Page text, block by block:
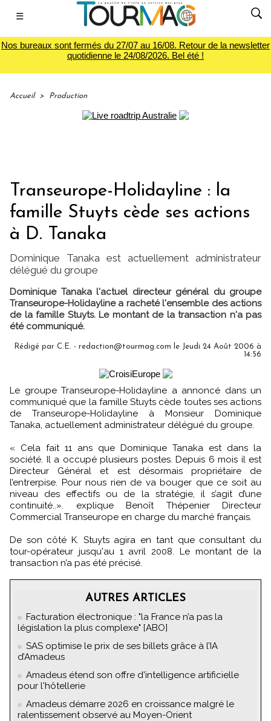
☰
Nos bureaux sont fermés du 27/07 au 16/08. Retour de la newsletter
quotidienne le 24/08/2026. Bel été !
Accueil > Production
Transeurope-Holidayline : la
famille Stuyts cède ses actions
à D. Tanaka
Dominique Tanaka est actuellement administrateur
délégué du groupe
Dominique Tanaka l'actuel directeur général du groupe
Transeurope-Holidayline a racheté l'ensemble des actions
de la famille Stuyts. Le montant de la transaction n'a pas
été communiqué.
Rédigé par C.E. - redaction@tourmag.com le Jeudi 24 Août 2006 à
14:56
Le groupe Transeurope-Holidayline a annoncé dans un
communiqué que la famille Stuyts cède toutes ses actions
de Transeurope-Holidayline à Monsieur Dominique
Tanaka, actuellement administrateur délégué du groupe.
« Cela fait 11 ans que Dominique Tanaka est dans la
société. Il a occupé plusieurs postes. Depuis 6 mois il est
Directeur Général et est désormais propriétaire de
l’entrerpise. Pour nous rien de va bouger que ce soit au
niveau des effectifs ou de la stratégie, il s’agit d’une
continuité..». explique Benoît Thépenier Directeur
Commercial Transeurope en charge du marché français.
De son côté K. Stuyts agira en tant que consultant du
tour-opérateur jusqu'au 1 avril 2008. Le montant de la
transaction n’a pas été précisé.
AUTRES ARTICLES
Facturation électronique : "la France n’a pas la
législation la plus complexe" [ABO]
SAS optimise le prix de ses billets grâce à l’IA
d’Amadeus
Amadeus étend son offre d'intelligence artificielle
pour l'hôtellerie
Amadeus démarre 2026 en croissance malgré le
ralentissement observé au Moyen-Orient